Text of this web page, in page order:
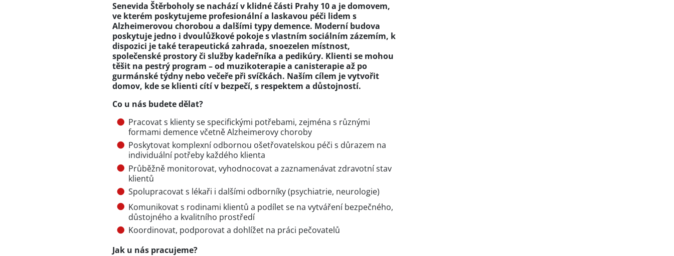
Senevida Štěrboholy se nachází v klidné části Prahy 10 a je domovem,
ve kterém poskytujeme profesionální a laskavou péči lidem s
Alzheimerovou chorobou a dalšími typy demence. Moderní budova
poskytuje jedno i dvoulůžkové pokoje s vlastním sociálním zázemím, k
dispozici je také terapeutická zahrada, snoezelen místnost,
společenské prostory či služby kadeřníka a pedikúry. Klienti se mohou
těšit na pestrý program – od muzikoterapie a canisterapie až po
gurmánské týdny nebo večeře při svíčkách. Naším cílem je vytvořit
domov, kde se klienti cítí v bezpečí, s respektem a důstojností.
Co u nás budete dělat?
Pracovat s klienty se specifickými potřebami, zejména s různými
formami demence včetně Alzheimerovy choroby
Poskytovat komplexní odbornou ošetřovatelskou péči s důrazem na
individuální potřeby každého klienta
Průběžně monitorovat, vyhodnocovat a zaznamenávat zdravotní stav
klientů
Spolupracovat s lékaři i dalšími odborníky (psychiatrie, neurologie)
Komunikovat s rodinami klientů a podílet se na vytváření bezpečného,
důstojného a kvalitního prostředí
Koordinovat, podporovat a dohlížet na práci pečovatelů
Jak u nás pracujeme?